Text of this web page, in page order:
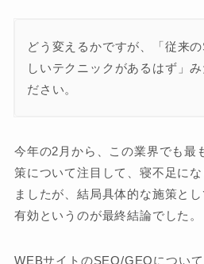
どう変えるかですが、「従来
しいテクニックがあるはず」
ださい。
今年の2月から、この業界でも最
策について注目して、寝不足に
ましたが、結局具体的な施策と
有効というのが最終結論でした。
WEBサイトのSEO/GEOについ